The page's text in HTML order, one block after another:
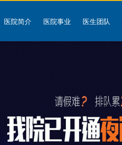
医院简介 医院事业 医生团队